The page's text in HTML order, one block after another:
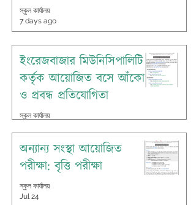
স্কুল কার্যালয়
7 days ago
ইংরেজবাজার মিউনিসিপালিটি
কর্তৃক আয়োজিত বসে আঁকো
ও প্রবন্ধ প্রতিযোগিতা
স্কুল কার্যালয়
অন্যান্য সংস্থা আয়োজিত
পরীক্ষা: বৃত্তি পরীক্ষা
স্কুল কার্যালয়
Jul 24